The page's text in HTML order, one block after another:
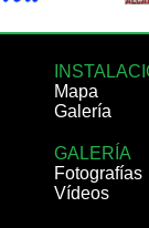
Mapa
Galería
GALERÍA
Fotografías
Vídeos